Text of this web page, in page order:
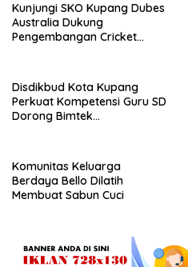
Kunjungi SKO Kupang Dubes
Australia Dukung
Pengembangan Cricket
Disdikbud Kota Kupang
Perkuat Kompetensi Guru SD
Dorong Bimtek
Komunitas Keluarga
Berdaya Bello Dilatih
Membuat Sabun Cuci